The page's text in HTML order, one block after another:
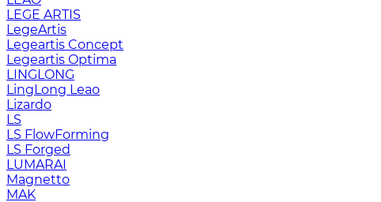
LEGE ARTIS
LegeArtis
Legeartis Concept
Legeartis Optima
LINGLONG
LingLong Leao
Lizardo
LS
LS FlowForming
LS Forged
LUMARAI
Magnetto
MAK